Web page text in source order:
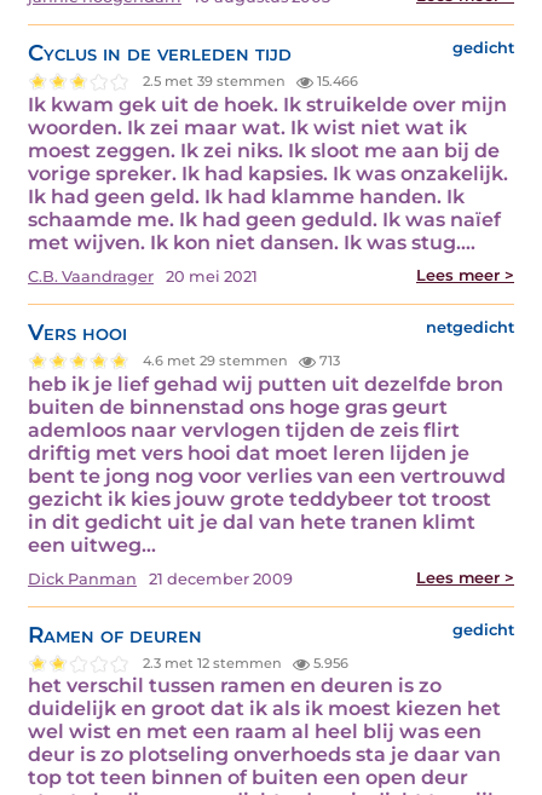
Cyclus in de verleden tijd gedicht
2.5 met 39 stemmen 15.466
Ik kwam gek uit de hoek. Ik struikelde over mijn
woorden. Ik zei maar wat. Ik wist niet wat ik
moest zeggen. Ik zei niks. Ik sloot me aan bij de
vorige spreker. Ik had kapsies. Ik was onzakelijk.
Ik had geen geld. Ik had klamme handen. Ik
schaamde me. Ik had geen geduld. Ik was naïef
met wijven. Ik kon niet dansen. Ik was stug.…
C.B. Vaandrager 20 mei 2021 Lees meer >
Vers hooi netgedicht
4.6 met 29 stemmen 713
heb ik je lief gehad wij putten uit dezelfde bron
buiten de binnenstad ons hoge gras geurt
ademloos naar vervlogen tijden de zeis flirt
driftig met vers hooi dat moet leren lijden je
bent te jong nog voor verlies van een vertrouwd
gezicht ik kies jouw grote teddybeer tot troost
in dit gedicht uit je dal van hete tranen klimt
een uitweg…
Dick Panman 21 december 2009 Lees meer >
Ramen of deuren gedicht
2.3 met 12 stemmen 5.956
het verschil tussen ramen en deuren is zo
duidelijk en groot dat ik als ik moest kiezen het
wel wist en met een raam al heel blij was een
deur is zo plotseling onverhoeds sta je daar van
top tot teen binnen of buiten een open deur